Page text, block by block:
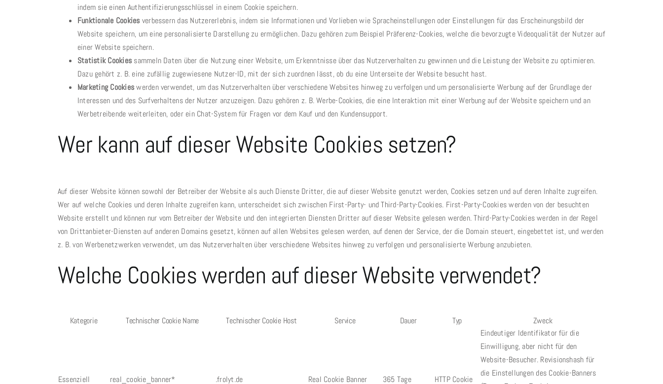
indem sie einen Authentifizierungsschlüssel in einem Cookie speichern.
Funktionale Cookies verbessern das Nutzererlebnis, indem sie Informationen und Vorlieben wie Spracheinstellungen oder Einstellungen für das Erscheinungsbild der
Website speichern, um eine personalisierte Darstellung zu ermöglichen. Dazu gehören zum Beispiel Präferenz-Cookies, welche die bevorzugte Videoqualität der Nutzer auf
einer Website speichern.
Statistik Cookies sammeln Daten über die Nutzung einer Website, um Erkenntnisse über das Nutzerverhalten zu gewinnen und die Leistung der Website zu optimieren.
Dazu gehört z. B. eine zufällig zugewiesene Nutzer-ID, mit der sich zuordnen lässt, ob du eine Unterseite der Website besucht hast.
Marketing Cookieswerden verwendet, um das Nutzerverhalten über verschiedene Websites hinweg zu verfolgen und um personalisierte Werbung auf der Grundlage der
Interessen und des Surfverhaltens der Nutzer anzuzeigen. Dazu gehören z. B. Werbe-Cookies, die eine Interaktion mit einer Werbung auf der Website speichern und an
Werbetreibende weiterleiten, oder ein Chat-System für Fragen vor dem Kauf und den Kundensupport.
Wer kann auf dieser Website Cookies setzen?
Auf dieser Website können sowohl der Betreiber der Website als auch Dienste Dritter, die auf dieser Website genutzt werden, Cookies setzen und auf deren Inhalte zugreifen.
Wer auf welche Cookies und deren Inhalte zugreifen kann, unterscheidet sich zwischen First-Party- und Third-Party-Cookies. First-Party-Cookies werden von der besuchten
Website erstellt und können nur vom Betreiber der Website und den integrierten Diensten Dritter auf dieser Website gelesen werden. Third-Party-Cookies werden in der Regel
von Drittanbieter-Diensten auf anderen Domains gesetzt, können auf allen Websites gelesen werden, auf denen der Service, der die Domain steuert, eingebettet ist, und werden
z. B. von Werbenetzwerken verwendet, um das Nutzerverhalten über verschiedene Websites hinweg zu verfolgen und personalisierte Werbung anzubieten.
Welche Cookies werden auf dieser Website verwendet?
Kategorie Technischer Cookie Name Technischer Cookie Host Service Dauer Typ Zweck
Essenziell real_cookie_banner* .frolyt.de Real Cookie Banner 365 Tage HTTP Cookie
Eindeutiger Identifikator für die
Einwilligung, aber nicht für den
Website-Besucher. Revisionshash für
die Einstellungen des Cookie-Banners